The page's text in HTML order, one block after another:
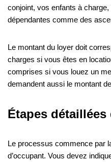
conjoint, vos enfants à
dépendantes comme des
Le montant du loyer doit
charges si vous êtes en
comprises si vous louez un
demandent aussi le montant
Étapes
Le processus commence par
d’occupant. Vous devez